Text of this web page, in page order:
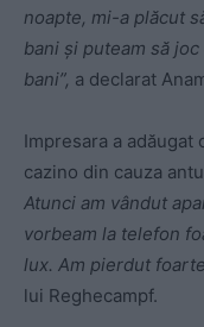
noapte, mi-a plăcut
bani și puteam să
bani”, a declarat
Impresara a adăugat
cazino din cauza
Atunci am vândut
vorbeam la telefon
lux. Am pierdut
lui Reghecampf.